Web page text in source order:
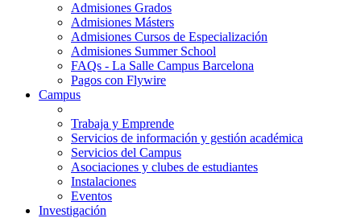
Admisiones Grados
Admisiones Másters
Admisiones Cursos de Especialización
Admisiones Summer School
FAQs - La Salle Campus Barcelona
Pagos con Flywire
Campus
Trabaja y Emprende
Servicios de información y gestión académica
Servicios del Campus
Asociaciones y clubes de estudiantes
Instalaciones
Eventos
Investigación